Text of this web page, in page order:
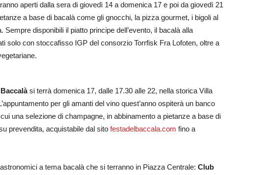
aperti dalla sera di giovedì 14 a domenica 17 e poi da giovedì 21
a base di bacalà come gli gnocchi, la pizza gourmet, i bigoli al
disponibili il piatto principe dell’evento, il bacalà alla
solo con stoccafisso IGP del consorzio Torrfisk Fra Lofoten, oltre a
si terrà domenica 17, dalle 17.30 alle 22, nella storica Villa
per gli amanti del vino quest’anno ospiterà un banco
una selezione di champagne, in abbinamento a pietanze a base di
prevendita, acquistabile dal sito festadelbaccala.com fino a
a tema bacalà che si terranno in Piazza Centrale: Club